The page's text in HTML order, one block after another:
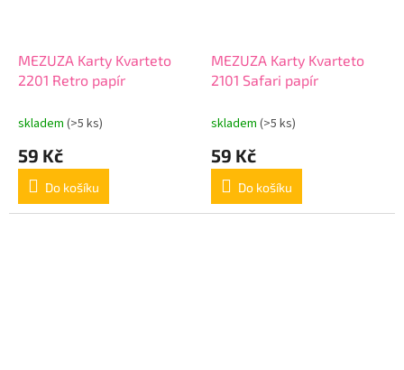
MEZUZA Karty Kvarteto
2201 Retro papír
skladem (>5 ks)
59 Kč
Do košíku
MEZUZA Karty Kvarteto
2101 Safari papír
skladem (>5 ks)
59 Kč
Do košíku